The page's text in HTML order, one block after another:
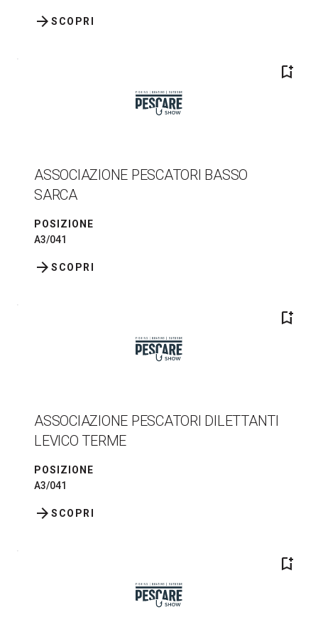
SCOPRI
arrow_forward
bookmark_add
ASSOCIAZIONE PESCATORI BASSO
SARCA
POSIZIONE
A3/041
SCOPRI
arrow_forward
bookmark_add
ASSOCIAZIONE PESCATORI DILETTANTI
LEVICO TERME
POSIZIONE
A3/041
SCOPRI
arrow_forward
bookmark_add